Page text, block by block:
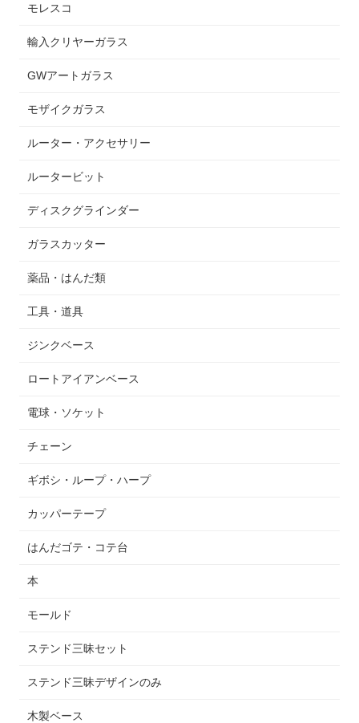
モレスコ
輸入クリヤーガラス
GWアートガラス
モザイクガラス
ルーター・アクセサリー
ルータービット
ディスクグラインダー
ガラスカッター
薬品・はんだ類
工具・道具
ジンクベース
ロートアイアンベース
電球・ソケット
チェーン
ギボシ・ループ・ハープ
カッパーテープ
はんだゴテ・コテ台
本
モールド
ステンド三昧セット
ステンド三昧デザインのみ
木製ベース